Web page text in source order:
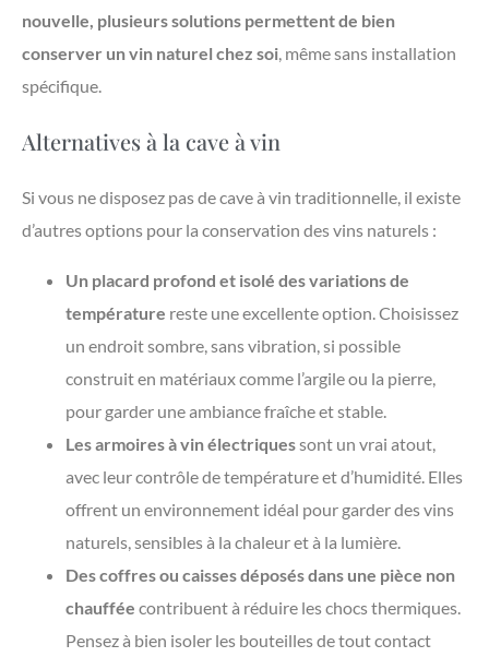
nouvelle, plusieurs solutions permettent de bien
conserver un vin naturel chez soi, même sans installation
spécifique.
Alternatives à la cave à vin
Si vous ne disposez pas de cave à vin traditionnelle, il existe
d’autres options pour la conservation des vins naturels :
Un placard profond et isolé des variations de
température reste une excellente option. Choisissez
un endroit sombre, sans vibration, si possible
construit en matériaux comme l’argile ou la pierre,
pour garder une ambiance fraîche et stable.
Les armoires à vin électriquessont un vrai atout,
avec leur contrôle de température et d’humidité. Elles
offrent un environnement idéal pour garder des vins
naturels, sensibles à la chaleur et à la lumière.
Des coffres ou caisses déposés dans une pièce non
chauffée contribuent à réduire les chocs thermiques.
Pensez à bien isoler les bouteilles de tout contact